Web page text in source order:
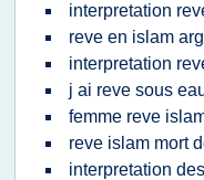
interpretation
reve en islam
interpretation
j ai reve sous
femme reve
reve islam mort
interpretation